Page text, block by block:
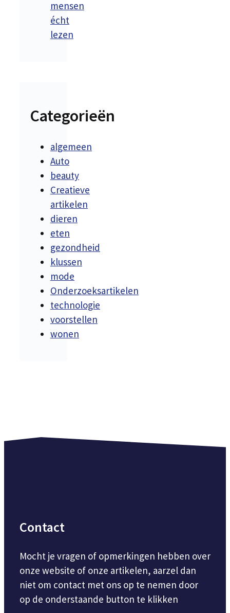
mensen
écht
lezen
Categorieën
algemeen
Auto
beauty
Creatieve
artikelen
dieren
eten
gezondheid
klussen
mode
Onderzoeksartikelen
technologie
voorstellen
wonen
Contact
Mocht je vragen of opmerkingen hebben over
onze website of onze artikelen, aarzel dan
niet om contact met ons op te nemen door
op de onderstaande button te klikken